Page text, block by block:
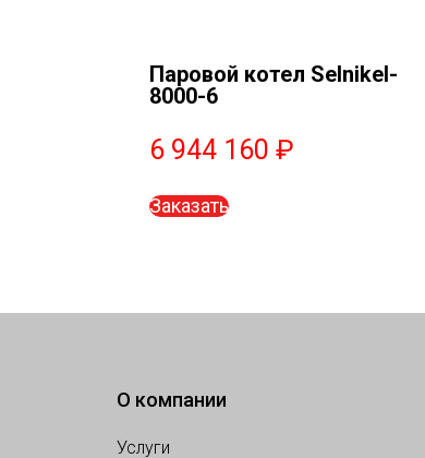
Паровой котел Selnikel-
8000-6
6 944 160 ₽
Заказать
О компании
Услуги